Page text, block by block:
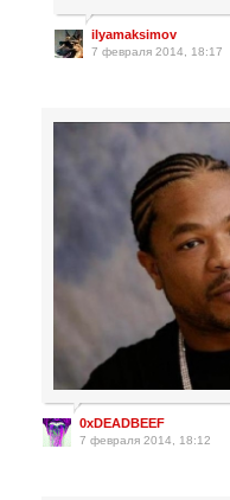
ilyamaksimov
7 февраля 2014, 18:17
0xDEADBEEF
7 февраля 2014, 18:12